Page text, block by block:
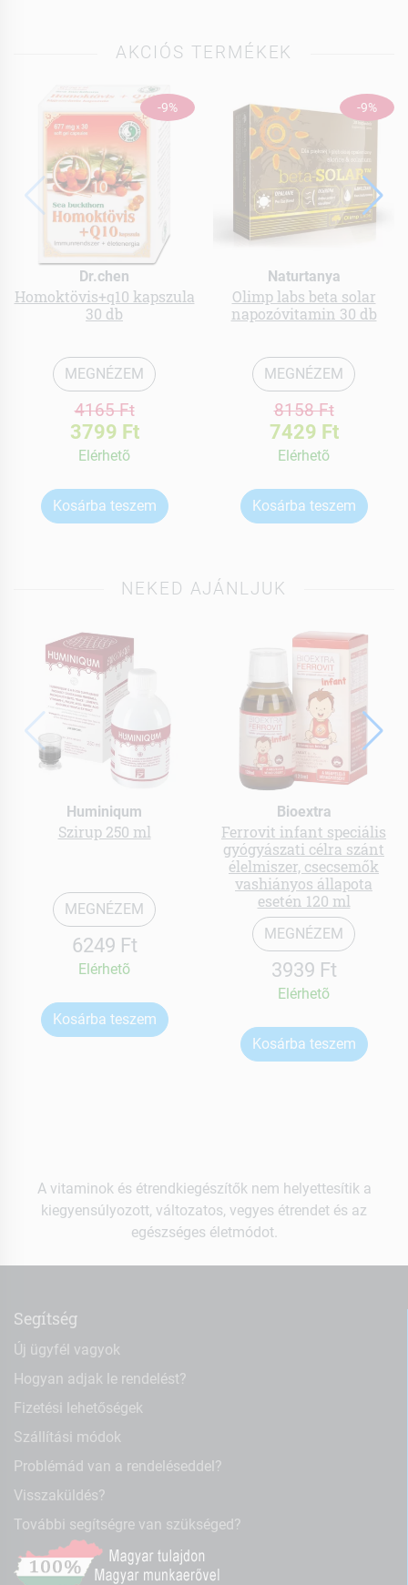
AKCIÓS TERMÉKEK
-9%
Dr.chen
Homoktövis+q10 kapszula
30 db
MEGNÉZEM
4165 Ft
3799 Ft
Elérhetõ
Kosárba teszem
-9%
Naturtanya
Olimp labs beta solar
napozóvitamin 30 db
MEGNÉZEM
8158 Ft
7429 Ft
Elérhetõ
Kosárba teszem
NEKED AJÁNLJUK
Huminiqum
Szirup 250 ml
MEGNÉZEM
6249 Ft
Elérhetõ
Kosárba teszem
Bioextra
Ferrovit infant speciális
gyógyászati célra szánt
élelmiszer, csecsemők
vashiányos állapota
esetén 120 ml
MEGNÉZEM
3939 Ft
Elérhetõ
Kosárba teszem
A vitaminok és étrendkiegészítők nem helyettesítik a
kiegyensúlyozott, változatos, vegyes étrendet és az
egészséges életmódot.
Segítség
Új ügyfél vagyok
Hogyan adjak le rendelést?
Fizetési lehetőségek
Szállítási módok
Problémád van a rendeléseddel?
Visszaküldés?
További segítségre van szükséged?